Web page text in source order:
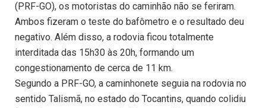
(PRF-GO), os motoristas do caminhão não se feriram.
Ambos fizeram o teste do bafômetro e o resultado deu
negativo. Além disso, a rodovia ficou totalmente
interditada das 15h30 às 20h, formando um
congestionamento de cerca de 11 km.
Segundo a PRF-GO, a caminhonete seguia na rodovia no
sentido Talismã, no estado do Tocantins, quando colidiu